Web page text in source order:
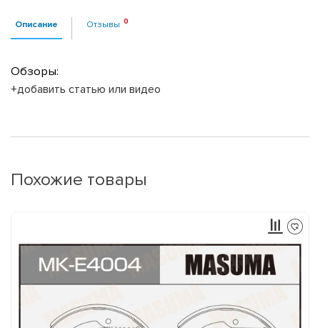
Описание Отзывы
Обзоры:
+добавить статью или видео
Похожие товары